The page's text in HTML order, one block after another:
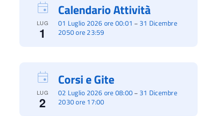
LUG
1
01 Luglio 2026 ore 00:01 – 31 Dicembre
2050 ore 23:59
Calendario Attività
LUG
2
02 Luglio 2026 ore 08:00– 31 Dicembre
2030 ore 17:00
Corsi e Gite